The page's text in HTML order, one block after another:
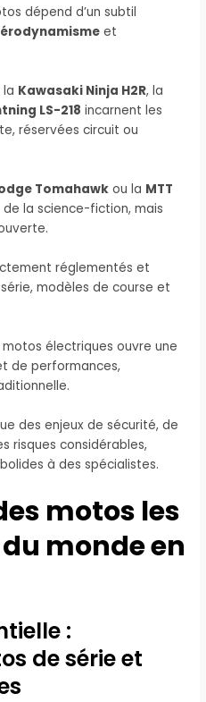
dépend d’un subtil
et
Kawasaki Ninja H2R, la
LS-218 incarnent les
réservées circuit ou
Tomahawk ou la MTT
la science-fiction, mais
réglementés et
modèles de course et
électriques ouvre une
de performances,
des enjeux de sécurité, de
risques considérables,
à des spécialistes.
motos les
monde en
:
de série et